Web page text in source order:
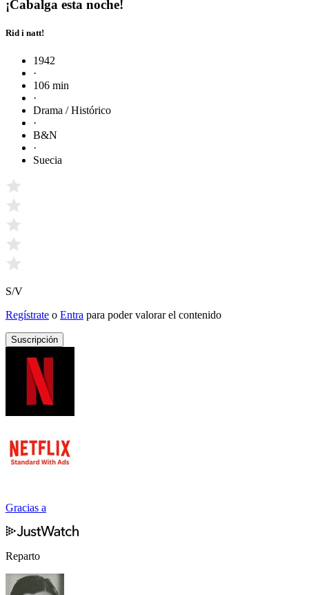
¡Cabalga esta noche!
Rid i natt!
1942
·
106 min
·
Drama / Histórico
·
B&N
·
Suecia
S/V
Regístrate o Entra para poder valorar el contenido
Suscripción
Gracias a
Reparto